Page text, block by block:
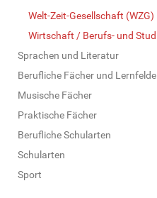
Welt-Zeit-Gesellschaft (WZG)
Wirtschaft / Berufs- und
Sprachen und Literatur
Berufliche Fächer und
Musische Fächer
Praktische Fächer
Berufliche Schularten
Schularten
Sport